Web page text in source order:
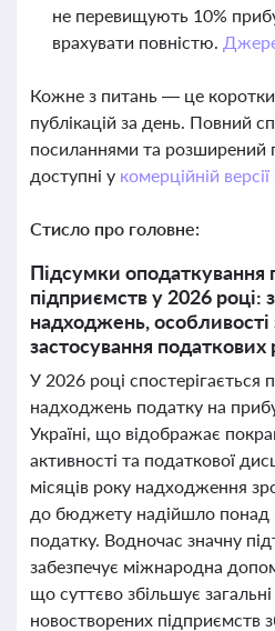
не перевищують 10%
врахувати повністю.
Кожне з питань — це
публікацій за день. Повний
посиланнями та розширений
доступні у комерційній
Стисло про головне:
Підсумки оподаткування
підприємств у 2026 році:
надходжень, особливості
застосування податкових
У 2026 році спостерігається
надходжень податку на
Україні, що відображає
активності та податкової
місяців року надходження
до бюджету надійшло понад
податку. Водночас значну
забезпечує міжнародна
що суттєво збільшує
новостворених підприємств